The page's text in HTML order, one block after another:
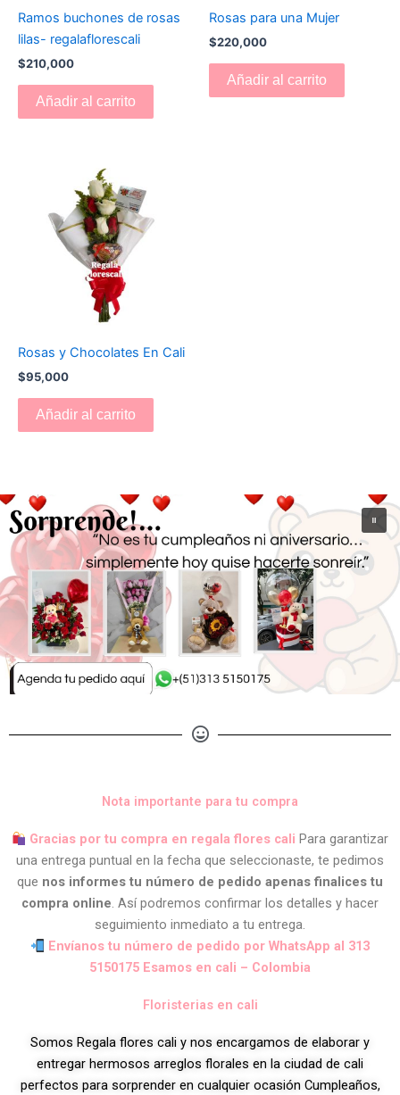
Ramos buchones de rosas
lilas- regalaflorescali
$210,000
Añadir al carrito
Rosas para una Mujer
$220,000
Añadir al carrito
Rosas y Chocolates En Cali
$95,000
Añadir al carrito
Nota importante para tu compra
Gracias por tu compra en regala flores caliPara garantizar
una entrega puntual en la fecha que seleccionaste, te pedimos
que nos informes tu número de pedido apenas finalices tu
compra online. Así podremos confirmar los detalles y hacer
seguimiento inmediato a tu entrega.
Envíanos tu número de pedido por WhatsApp al 313
5150175 Esamos en cali – Colombia
Floristerias en cali
Somos Regala flores cali y nos encargamos de elaborar y
entregar hermosos arreglos florales en la ciudad de cali
perfectos para sorprender en cualquier ocasión Cumpleaños,